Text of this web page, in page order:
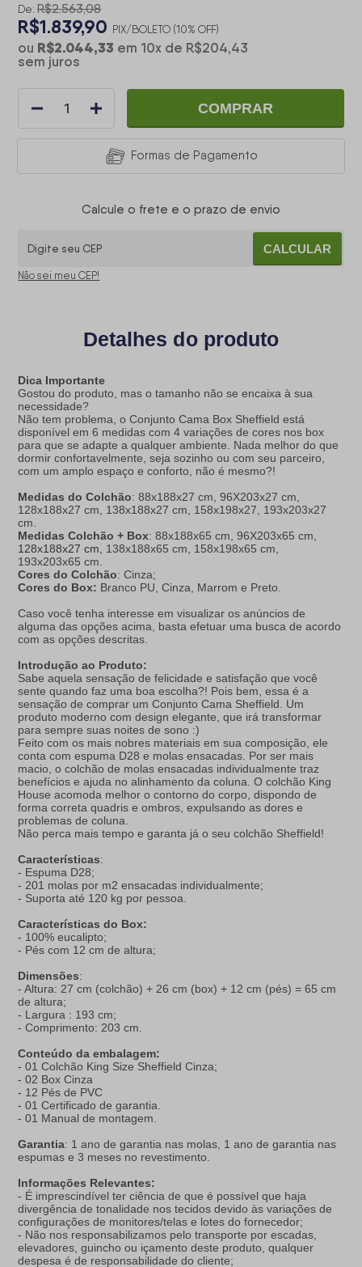
De: R$2.563,08
R$1.839,90 PIX/BOLETO (10% OFF)
ou R$2.044,33 em 10x de R$204,43
sem juros
COMPRAR
Formas de Pagamento
Calcule o frete e o prazo de envio
CALCULAR
Não sei meu CEP!
Detalhes do produto
Dica Importante
Gostou do produto, mas o tamanho não se encaixa à sua
necessidade?
Não tem problema, o Conjunto Cama Box Sheffield está
disponível em 6 medidas com 4 variações de cores nos box
para que se adapte a qualquer ambiente. Nada melhor do que
dormir confortavelmente, seja sozinho ou com seu parceiro,
com um amplo espaço e conforto, não é mesmo?!
Medidas do Colchão: 88x188x27 cm, 96X203x27 cm,
128x188x27 cm, 138x188x27 cm, 158x198x27, 193x203x27
cm.
Medidas Colchão + Box: 88x188x65 cm, 96X203x65 cm,
128x188x27 cm, 138x188x65 cm, 158x198x65 cm,
193x203x65 cm.
Cores do Colchão: Cinza;
Cores do Box: Branco PU, Cinza, Marrom e Preto.
Caso você tenha interesse em visualizar os anúncios de
alguma das opções acima, basta efetuar uma busca de acordo
com as opções descritas.
Introdução ao Produto:
Sabe aquela sensação de felicidade e satisfação que você
sente quando faz uma boa escolha?! Pois bem, essa é a
sensação de comprar um Conjunto Cama Sheffield. Um
produto moderno com design elegante, que irá transformar
para sempre suas noites de sono :)
Feito com os mais nobres materiais em sua composição, ele
conta com espuma D28 e molas ensacadas. Por ser mais
macio, o colchão de molas ensacadas individualmente traz
benefícios e ajuda no alinhamento da coluna. O colchão King
House acomoda melhor o contorno do corpo, dispondo de
forma correta quadris e ombros, expulsando as dores e
problemas de coluna.
Não perca mais tempo e garanta já o seu colchão Sheffield!
Características:
- Espuma D28;
- 201 molas por m2 ensacadas individualmente;
- Suporta até 120 kg por pessoa.
Características do Box:
- 100% eucalipto;
- Pés com 12 cm de altura;
Dimensões:
- Altura: 27 cm (colchão) + 26 cm (box) + 12 cm (pés) = 65 cm
de altura;
- Largura : 193 cm;
- Comprimento: 203 cm.
Conteúdo da embalagem:
- 01 Colchão King Size Sheffield Cinza;
- 02 Box Cinza
- 12 Pés de PVC
- 01 Certificado de garantia.
- 01 Manual de montagem.
Garantia: 1 ano de garantia nas molas, 1 ano de garantia nas
espumas e 3 meses no revestimento.
Informações Relevantes:
- É imprescindível ter ciência de que é possível que haja
divergência de tonalidade nos tecidos devido às variações de
configurações de monitores/telas e lotes do fornecedor;
- Não nos responsabilizamos pelo transporte por escadas,
elevadores, guincho ou içamento deste produto, qualquer
despesa é de responsabilidade do cliente;